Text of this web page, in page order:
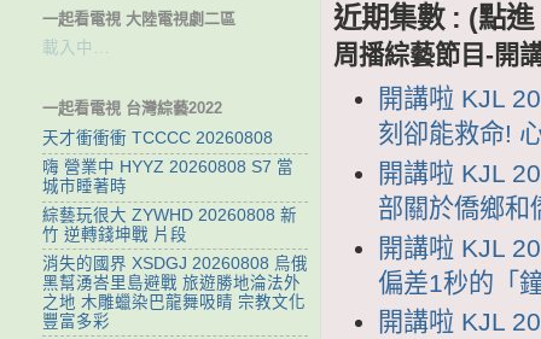
近期集數 : (點
周播綜藝節目-開
開講啦 KJL
刻卻能救命!
開講啦 KJL
部關於僑鄉和
開講啦 KJL
偏差1秒的「
開講啦 KJL
一起看電視 大陸電視劇二區
載入中…
一起看電視 台灣綜藝2022
天才衝衝衝 TCCCC 20260808
嗨 營業中 HYYZ 20260808 S7 當
城市睡著時
綜藝玩很大 ZYWHD 20260808 新
竹 逆轉錢坤戰 片段
消失的國界 XSDGJ 20260808 烏俄
黑幫湧峇里島避戰 旅遊勝地淪法外
之地 木雕蠟染巴龍舞吸睛 宗教文化
豐富多彩